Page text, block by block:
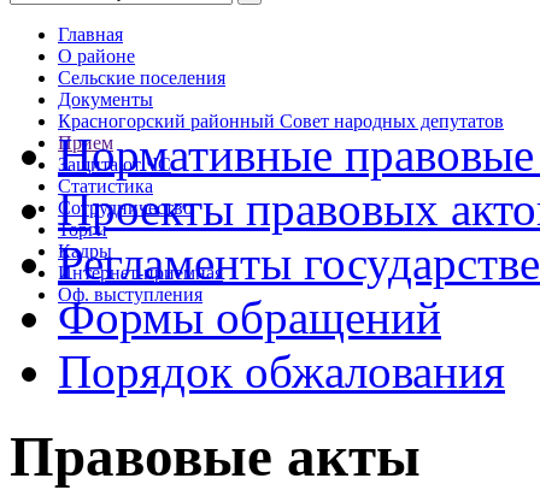
Главная
О районе
Сельские поселения
Документы
Красногорский районный Совет народных депутатов
Прием
Защита от ЧС
Статистика
Сотрудничество
Торги
Кадры
Интернет-приемная
Оф. выступления
Нормативные
Проекты правовых
Регламенты
Формы обращений
Порядок обжалования
Правовые акты